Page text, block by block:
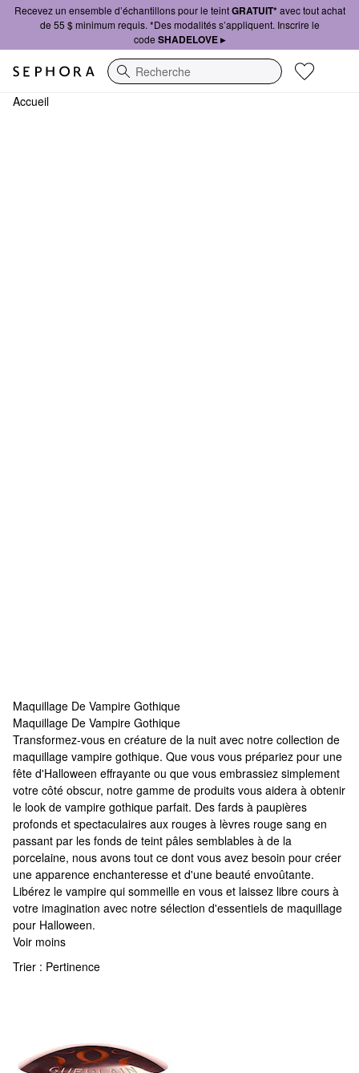
Recevez un ensemble d’échantillons pour le teintGRATUIT*avec tout achat
de 55 $ minimum requis. *Des modalités s’appliquent. Inscrire le
code SHADELOVE ▸
Recherche
Accueil
Maquillage De Vampire Gothique
Maquillage De Vampire Gothique
Maquillage De Vampire Gothique
Transformez-vous en créature de la nuit avec notre collection de
maquillage vampire gothique. Que vous vous prépariez pour une
fête d'Halloween effrayante ou que vous embrassiez simplement
votre côté obscur, notre gamme de produits vous aidera à obtenir
le look de vampire gothique parfait. Des fards à paupières
profonds et spectaculaires aux rouges à lèvres rouge sang en
passant par les fonds de teint pâles semblables à de la
porcelaine, nous avons tout ce dont vous avez besoin pour créer
une apparence enchanteresse et d'une beauté envoûtante.
Libérez le vampire qui sommeille en vous et laissez libre cours à
votre imagination avec notre sélection d'essentiels de maquillage
pour Halloween.
Voir moins
Trier : Pertinence